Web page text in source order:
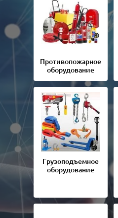
Противопожарное
оборудование
Грузоподъемное
оборудование